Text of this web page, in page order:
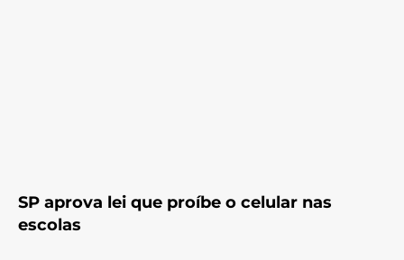
SP aprova lei que proíbe o celular nas
escolas